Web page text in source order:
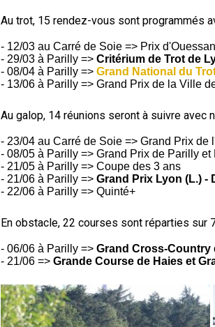
Au trot, 15 rendez-vous sont programmés
- 12/03 au Carré de Soie => Prix
- 29/03 à Parilly => Critérium de Trot de
- 08/04 à Parilly => Grand National du
- 13/06 à Parilly => Grand Prix de la Ville
Au galop, 14 réunions seront à suivre avec
- 23/04 au Carré de Soie => Grand Prix
- 08/05 à Parilly => Grand Prix de Parilly
- 21/05 à Parilly => Coupe des 3 ans
- 21/06 à Parilly => Grand Prix Lyon (L.) -
- 22/06 à Parilly => Quinté+
En obstacle, 22 courses sont réparties sur
- 06/06 à Parilly => Grand Cross-Country
- 21/06 => Grande Course de Haies et